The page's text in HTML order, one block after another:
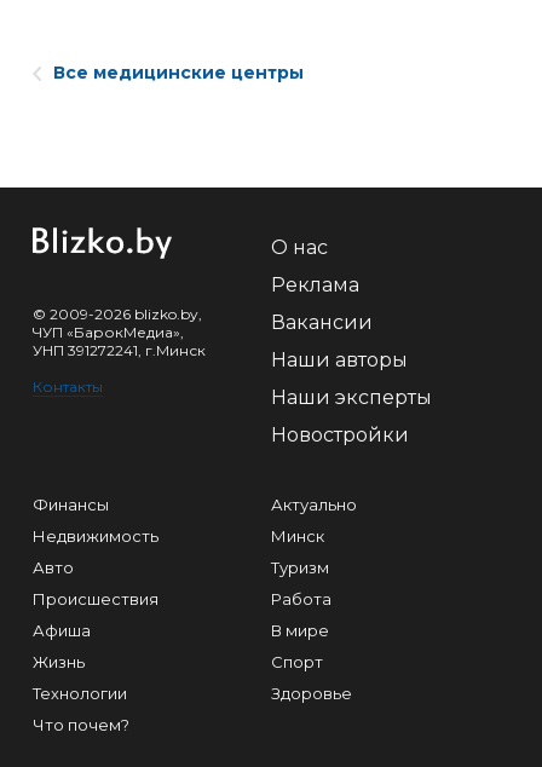
Все медицинские центры
© 2009-2026 blizko.by,
ЧУП «БарокМедиа»,
УНП 391272241, г.Минск
Контакты
О нас
Реклама
Вакансии
Наши авторы
Наши эксперты
Новостройки
Финансы
Недвижимость
Авто
Происшествия
Афиша
Жизнь
Технологии
Что почем?
Актуально
Минск
Туризм
Работа
В мире
Спорт
Здоровье